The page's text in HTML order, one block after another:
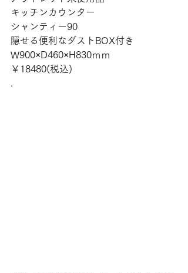
キッチンカウンター
シャンティー90
隠せる便利なダストBOX付き
W900×D460×H830ｍｍ
￥18480(税込)